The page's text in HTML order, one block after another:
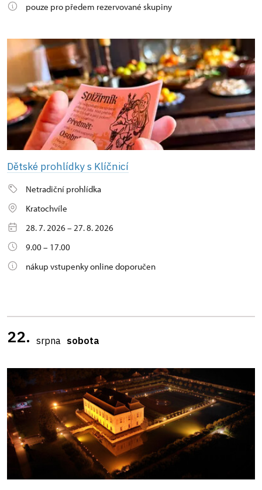
pouze pro předem rezervované skupiny
Dětské prohlídky s Klíčnicí
Netradiční prohlídka
Kratochvíle
28. 7. 2026 – 27. 8. 2026
9.00 – 17.00
nákup vstupenky online doporučen
22. srpna sobota